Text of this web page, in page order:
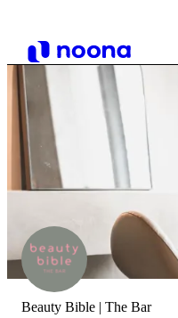
Beauty Bible | The Bar